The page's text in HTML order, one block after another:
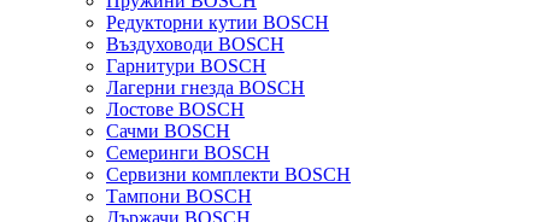
Редукторни кутии BOSCH
Въздуховоди BOSCH
Гарнитури BOSCH
Лагерни гнезда BOSCH
Лостове BOSCH
Сачми BOSCH
Семеринги BOSCH
Сервизни комплекти BOSCH
Тампони BOSCH
Държачи BOSCH